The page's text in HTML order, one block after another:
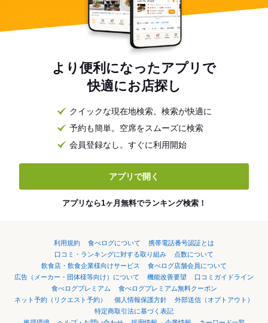
より便利になったアプリで
快適にお店探し
クイックな現在地検索。検索が快適に
予約も簡単。空席をスムーズに検索
会員登録なし。すぐに利用開始
アプリで開く
アプリなら1ヶ月無料でランキング検索！
利用規約 食べログについて
携帯電話番号認証とは
口コミ・ランキングに対する取り組み
点数について
飲食店・飲食企業様向けサービス
食べログ店舗会員について
広告（メーカー・団体様等向け）について
機能改善要望
口コミガイドライン
食べログプレミアム
食べログプレミアム無料クーポン
ネット予約（リクエスト予約）
個人情報保護方針
外部送信（オプトアウト）
特定商取引法に基づく表記